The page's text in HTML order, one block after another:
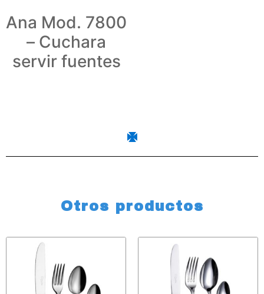
Ana Mod. 7800
– Cuchara
servir fuentes
Otros productos